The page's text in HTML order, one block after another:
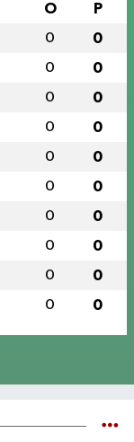
O P
0 0
0 0
0 0
0 0
0 0
0 0
0 0
0 0
0 0
0 0